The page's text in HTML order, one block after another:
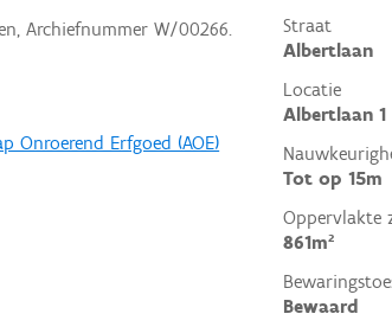
Straat
Albertlaan
Locatie
Albertlaan 1
Tot op 15m
Oppervlakte
861m²
Bewaard
Archiefnummer W/00266.
Onroerend Erfgoed (AOE)